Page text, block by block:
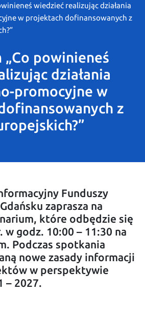
wiedzieć realizując działania
w projektach dofinansowanych z
powinieneś
działania
promocyjne w
z
Funduszy
zaprasza na
które odbędzie się
w godz. 10:00 – 11:30 na
Podczas spotkania
nowe zasady informacji
w perspektywie
– 2027.